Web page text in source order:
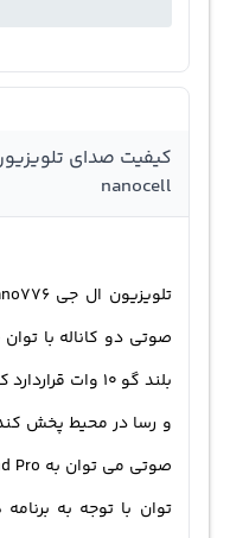
nanocell
بلند گو 10 وات
و رسا در محیط پخش
توان با توجه به